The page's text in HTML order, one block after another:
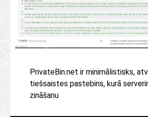
PrivateBin.net ir minimālistisks,
tiešsaistes pastebins, kurā
zināšanu